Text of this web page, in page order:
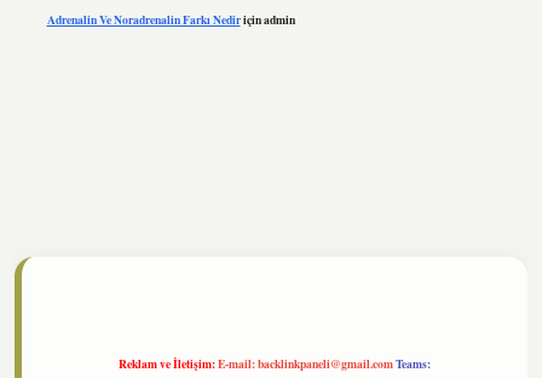
Adrenalin Ve Noradrenalin Farkı Nediriçinadmin
Reklam ve İletişim:E-mail:backlinkpaneli@gmail.comTeams: